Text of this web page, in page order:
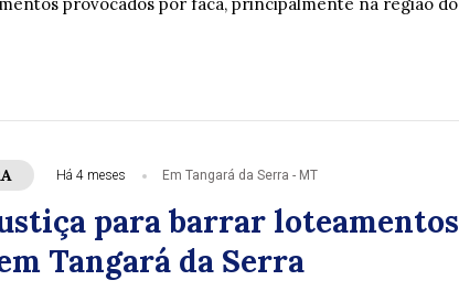
Há 4 meses Em Tangará da Serra - MT
para barrar loteamentos
Tangará da Serra